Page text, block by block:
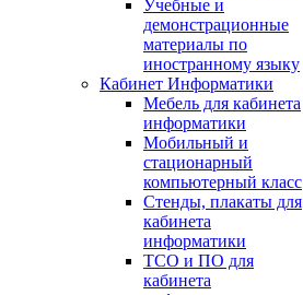
Учебные и
демонстрационные
материалы по
иностранному языку
Кабинет Информатики
Мебель для кабинета
информатики
Мобильный и
стационарный
компьютерный класс
Стенды, плакаты для
кабинета
информатики
ТСО и ПО для
кабинета